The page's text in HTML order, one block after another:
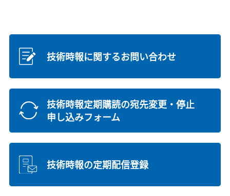
技術時報に関するお問い合わせ
技術時報定期購読の宛先変更・停止
申し込みフォーム
技術時報の定期配信登録